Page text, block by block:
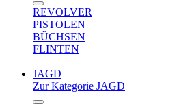
REVOLVER
PISTOLEN
BÜCHSEN
FLINTEN
JAGD
Zur Kategorie JAGD